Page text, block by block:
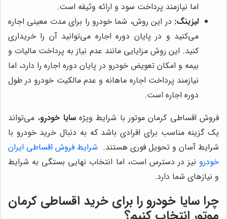
اما نیازمند پرداخت سود و ارائه وثیقه است.
لیزینگ: در این روش، شما خودرو را برای مدت معینی اجاره
می‌کنید و در پایان دوره اجاره می‌توانید آن را خریداری
کنید. این روش مزایایی مانند عدم نیاز به پرداخت مالیات و
بیمه و امکان تعویض خودرو در پایان دوره اجاره را دارد، اما
نیازمند پرداخت اجاره ماهانه و عدم مالکیت خودرو در طول
دوره اجاره است.
فروش اقساطی کرمان موتور با شرایط ویژهسایا خودرو، می‌تواند
یک گزینه مناسب برای افرادی باشد که به دنبال خرید خودرو با
شرایط آسان و تحویل فوری هستند. شرایط فروش اقساطی ایران
خودرو نیز در دسترس است، اما انتخاب نهایی بستگی به شرایط
و نیازهای شما دارد.
چرا سایا خودرو را برای خرید اقساطی کرمان